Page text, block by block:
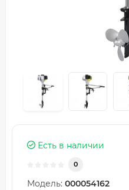
Есть в наличии
0
Модель: 000054162